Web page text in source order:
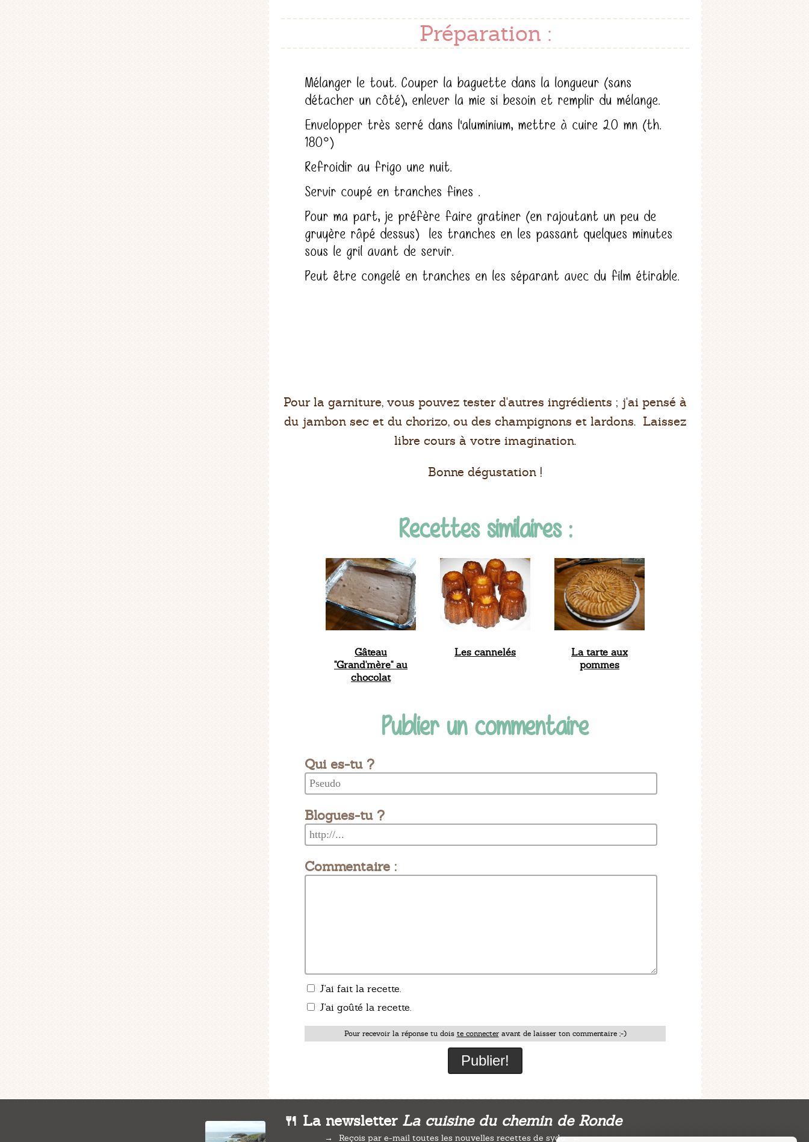
Préparation :
Mélanger le tout. Couper la baguette dans la longueur (sans
détacher un côté), enlever la mie si besoin et remplir du mélange.
Envelopper très serré dans l'aluminium, mettre à cuire 20 mn (th.
180°)
Refroidir au frigo une nuit.
Servir coupé en tranches fines .
Pour ma part, je préfère faire gratiner (en rajoutant un peu de
gruyère râpé dessus) les tranches en les passant quelques minutes
sous le gril avant de servir.
Peut être congelé en tranches en les séparant avec du film étirable.
Pour la garniture, vous pouvez tester d'autres ingrédients ; j'ai pensé à
du jambon sec et du chorizo, ou des champignons et lardons. Laissez
libre cours à votre imagination.
Bonne dégustation !
Recettes similaires :
Gâteau
"Grand'mère" au
chocolat
Les cannelés
La tarte aux
pommes
Publier un commentaire
Qui es-tu ?
Blogues-tu ?
Commentaire :
J'ai fait la recette.
J'ai goûté la recette.
Pour recevoir la réponse tu dois te connecteravant de laisser ton commentaire ;-)
🍴 La newsletter La cuisine du chemin de Ronde
Reçois par e-mail toutes les nouvelles recettes de sydo.